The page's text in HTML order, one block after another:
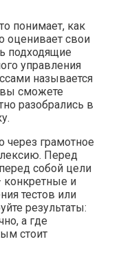
понимает, как
оценивает свои
подходящие
управления
называется
вы сможете
разобрались в
через грамотное
Перед
собой цели
конкретные и
тестов или
результаты:
а где
стоит